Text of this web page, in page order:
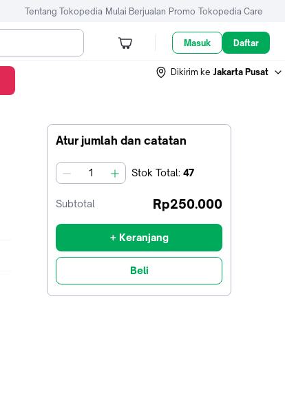
Tentang Tokopedia Mulai Berjualan Promo Tokopedia Care
Masuk Daftar
Dikirim ke Jakarta Pusat
Atur jumlah dan catatan
jumlah Stok Total: 47
Subtotal Rp250.000
+ Keranjang
Beli